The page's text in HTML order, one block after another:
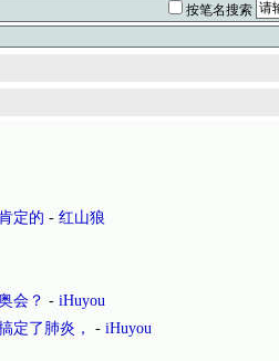
按笔名搜索
定的 - 红山狼
会？ - iHuyou
定了肺炎， - iHuyou